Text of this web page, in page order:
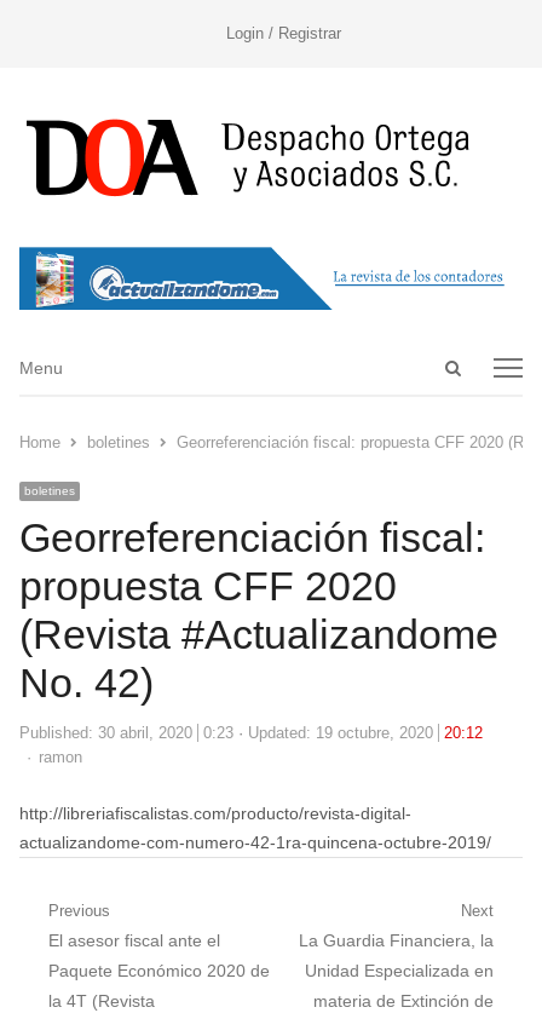
Login / Registrar
Open
Menu
Menu
Home boletines Georreferenciación fiscal: propuesta CFF 2020
boletines
Georreferenciación fiscal:
propuesta CFF 2020
(Revista #Actualizandome
No. 42)
Published: 30 abril, 2020 0:23 Updated: 19 octubre, 2020
20:12
Author
ramon
http://libreriafiscalistas.com/producto/revista-digital-
actualizandome-com-numero-42-1ra-quincena-octubre-2019/
Navegación
entradas
Previous
Previous
post:
El asesor fiscal ante el
Paquete Económico 2020 de
la 4T (Revista
Next
Next
post:
La Guardia Financiera, la
Unidad Especializada en
materia de Extinción de